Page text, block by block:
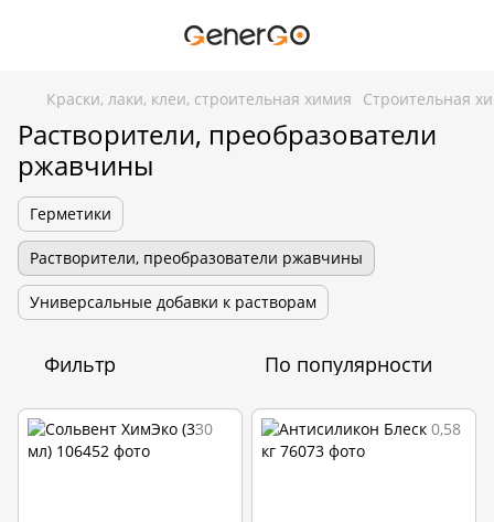
Краски, лаки, клеи, строительная химия Строительная
Растворители, преобразователи
ржавчины
Герметики
Растворители, преобразователи ржавчины
Универсальные добавки к растворам
Фильтр По популярности